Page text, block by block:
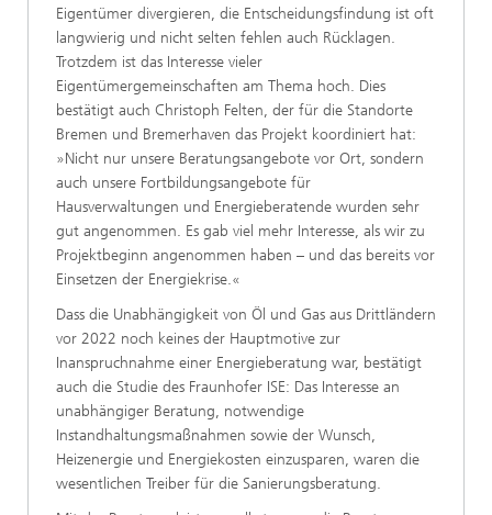
Eigentümer divergieren, die Entscheidungsfindung ist oft
langwierig und nicht selten fehlen auch Rücklagen.
Trotzdem ist das Interesse vieler
Eigentümergemeinschaften am Thema hoch. Dies
bestätigt auch Christoph Felten, der für die Standorte
Bremen und Bremerhaven das Projekt koordiniert hat:
»Nicht nur unsere Beratungsangebote vor Ort, sondern
auch unsere Fortbildungsangebote für
Hausverwaltungen und Energieberatende wurden sehr
gut angenommen. Es gab viel mehr Interesse, als wir zu
Projektbeginn angenommen haben – und das bereits vor
Einsetzen der Energiekrise.«
Dass die Unabhängigkeit von Öl und Gas aus Drittländern
vor 2022 noch keines der Hauptmotive zur
Inanspruchnahme einer Energieberatung war, bestätigt
auch die Studie des Fraunhofer ISE: Das Interesse an
unabhängiger Beratung, notwendige
Instandhaltungsmaßnahmen sowie der Wunsch,
Heizenergie und Energiekosten einzusparen, waren die
wesentlichen Treiber für die Sanierungsberatung.